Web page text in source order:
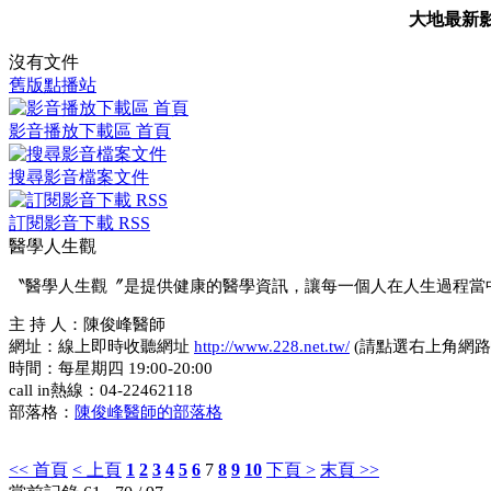
大地最新
沒有文件
舊版點播站
影音播放下載區 首頁
搜尋影音檔案文件
訂閱影音下載 RSS
醫學人生觀
〝醫學人生觀〞是提供健康的醫學資訊，讓每一個人在人生過程
主 持 人：陳俊峰醫師
網址：線上即時收聽網址 http://www.228.net.tw/ (請點選右上角網
時間：每星期四 19:00-20:00
call in熱線：04-22462118
部落格： 陳俊峰醫師的部落格
<< 首頁 < 上頁 1 2 3 4 5 6 7 8 9 10 下頁 > 末頁 >>